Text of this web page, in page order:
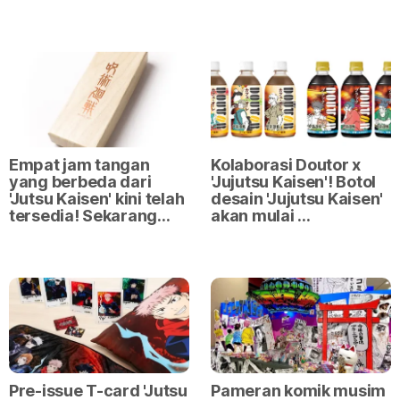
Empat jam tangan
yang berbeda dari
'Jutsu Kaisen' kini telah
tersedia! Sekarang…
Kolaborasi Doutor x
'Jujutsu Kaisen'! Botol
desain 'Jujutsu Kaisen'
akan mulai …
Pre-issue T-card 'Jutsu
Pameran komik musim